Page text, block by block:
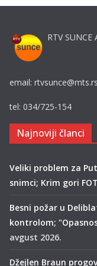
RTV
email: rtvsunce@mts.rs
tel: 034/725-154
Najnoviji članci
Veliki problem za
snimci; Krim gori
Besni požar u
kontrolom;
avgust 2026.
Džejlen Braun